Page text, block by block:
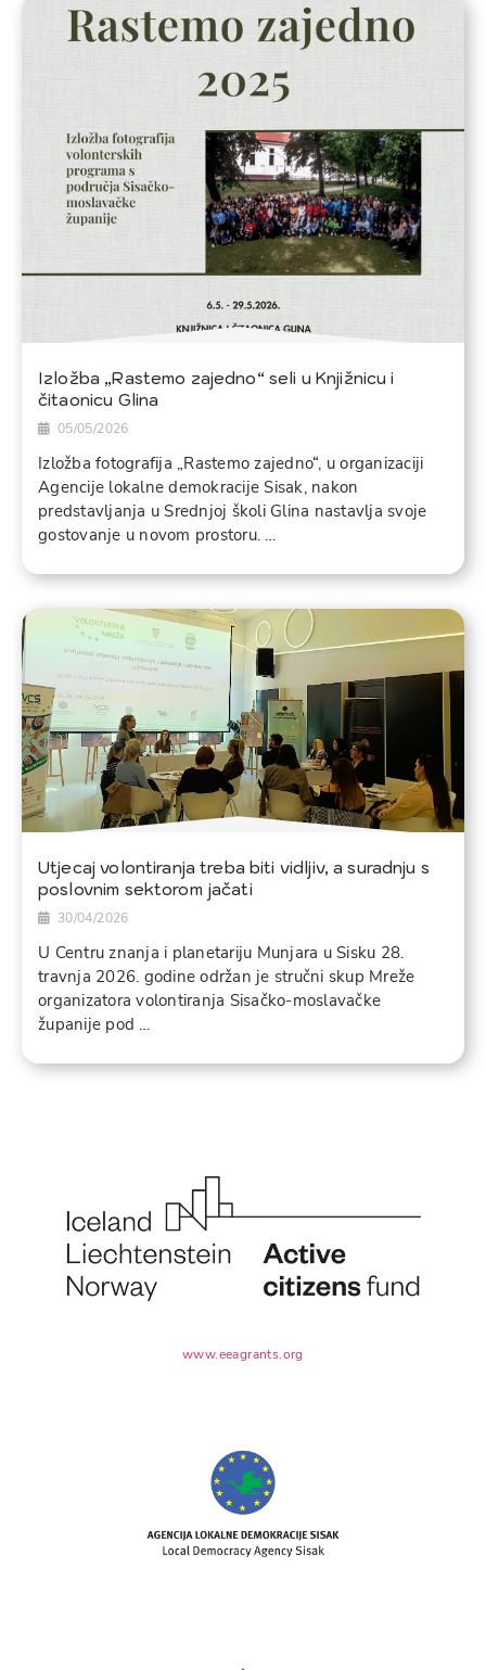
Izložba „Rastemo zajedno“ seli u Knjižnicu i
čitaonicu Glina
05/05/2026
Izložba fotografija „Rastemo zajedno“, u organizaciji
Agencije lokalne demokracije Sisak, nakon
predstavljanja u Srednjoj školi Glina nastavlja svoje
gostovanje u novom prostoru. …
Utjecaj volontiranja treba biti vidljiv, a suradnju s
poslovnim sektorom jačati
30/04/2026
U Centru znanja i planetariju Munjara u Sisku 28.
travnja 2026. godine održan je stručni skup Mreže
organizatora volontiranja Sisačko-moslavačke
županije pod …
www.eeagrants.org